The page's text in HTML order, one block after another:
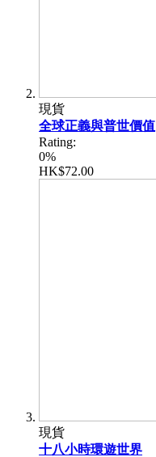
現貨
全球正義與普世價值
Rating:
0%
HK$72.00
現貨
十八小時環遊世界